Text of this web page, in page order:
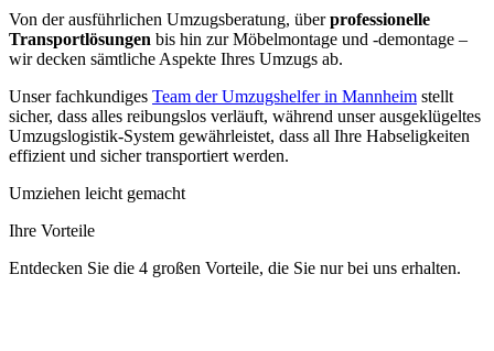
Von der ausführlichen Umzugsberatung, überprofessionelle
Transportlösungen bis hin zur Möbelmontage und -demontage –
wir decken sämtliche Aspekte Ihres Umzugs ab.
Unser fachkundiges Team der Umzugshelfer in Mannheim stellt
sicher, dass alles reibungslos verläuft, während unser ausgeklügeltes
Umzugslogistik-System gewährleistet, dass all Ihre Habseligkeiten
effizient und sicher transportiert werden.
Umziehen leicht gemacht
Ihre Vorteile
Entdecken Sie die 4 großen Vorteile, die Sie nur bei uns erhalten.